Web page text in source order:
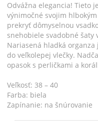
Odvážna elegancia! Tieto
výnimočné svojim
prekryť dômyselnou
snehobiele svadobné
Nariasená hladká
do veľkolepej vlečky.
opasok s perličkami a
Veľkosť: 38 – 40
Farba: biela
Zapínanie: na šnúrovanie